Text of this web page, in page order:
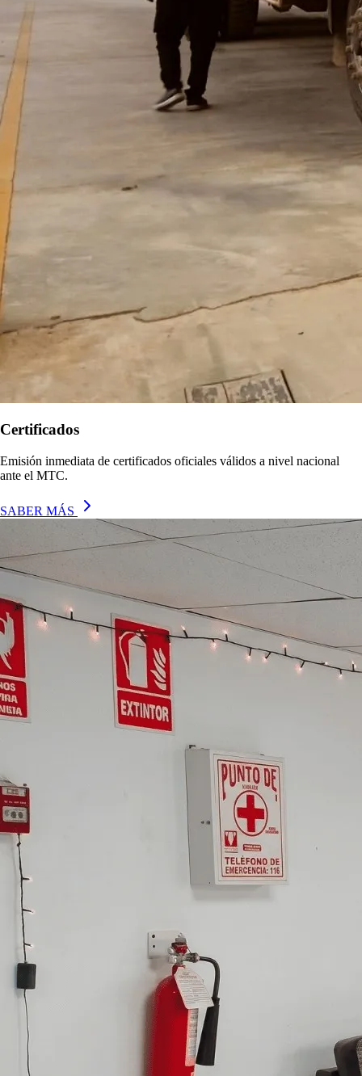
Certificados
Emisión inmediata de certificados oficiales válidos a nivel nacional
ante el MTC.
SABER MÁS